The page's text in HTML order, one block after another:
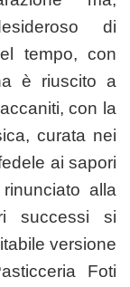
di
tempo, con
è riuscito a
con la
curata nei
ai sapori
alla
successi si
versione
Foti